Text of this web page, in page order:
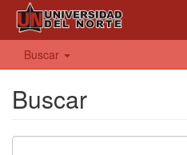
Buscar
Buscar